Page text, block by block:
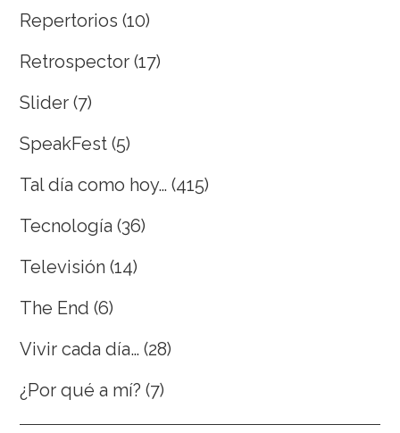
Repertorios (10)
Retrospector (17)
Slider (7)
SpeakFest (5)
Tal día como hoy… (415)
Tecnología (36)
Televisión (14)
The End (6)
Vivir cada día… (28)
¿Por qué a mí? (7)